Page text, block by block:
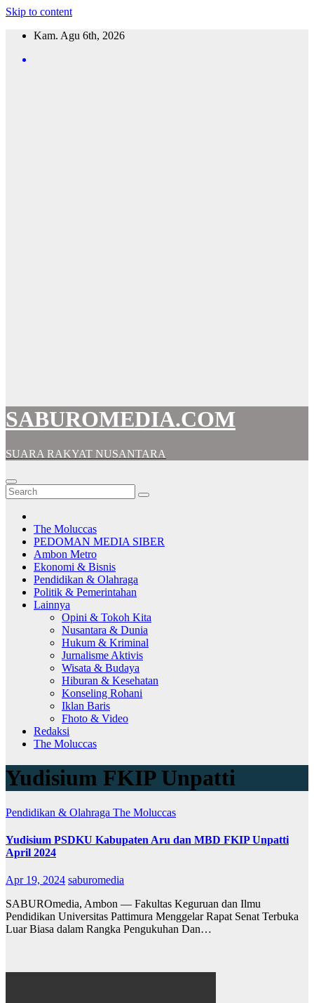
Skip to content
Kam. Agu 6th, 2026
SABUROMEDIA.COM
SUARA RAKYAT NUSANTARA
The Moluccas
PEDOMAN MEDIA SIBER
Ambon Metro
Ekonomi & Bisnis
Pendidikan & Olahraga
Politik & Pemerintahan
Lainnya
Opini & Tokoh Kita
Nusantara & Dunia
Hukum & Kriminal
Jurnalisme Aktivis
Wisata & Budaya
Hiburan & Kesehatan
Konseling Rohani
Iklan Baris
Fhoto & Video
Redaksi
The Moluccas
Yudisium FKIP Unpatti
Pendidikan & Olahraga The Moluccas
Yudisium PSDKU Kabupaten Aru dan MBD FKIP Unpatti
April 2024
Apr 19, 2024 saburomedia
SABUROmedia, Ambon — Fakultas Keguruan dan Ilmu
Pendidikan Universitas Pattimura Menggelar Rapat Senat Terbuka
Luar Biasa dalam Rangka Pengukuhan Dan…